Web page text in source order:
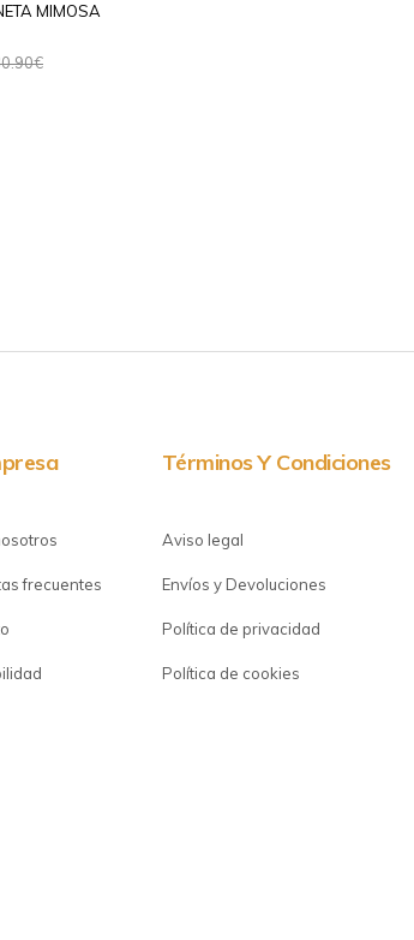
MIMOSA
€
frecuentes
Términos Y Condiciones
Aviso legal
Envíos y Devoluciones
Política de privacidad
Política de cookies